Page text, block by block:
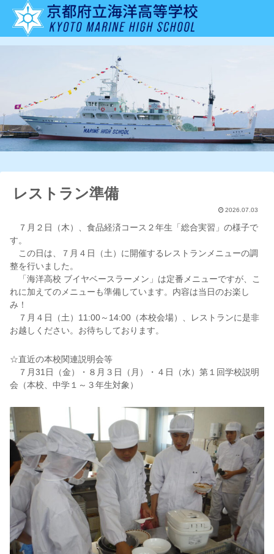
レストラン準備
2026.07.03
７月２日（木）、食品経済コース２年生「総合実習」の様子で
す。
この日は、７月４日（土）に開催するレストランメニューの調
整を行いました。
「海洋高校 ブイヤベースラーメン」は定番メニューですが、こ
れに加えてのメニューも準備しています。内容は当日のお楽し
み！
７月４日（土）11:00～14:00（本校会場）、レストランに是非
お越しください。お待ちしております。
☆直近の本校関連説明会等
７月31日（金）・８月３日（月）・４日（水）第１回学校説明
会（本校、中学１～３年生対象）